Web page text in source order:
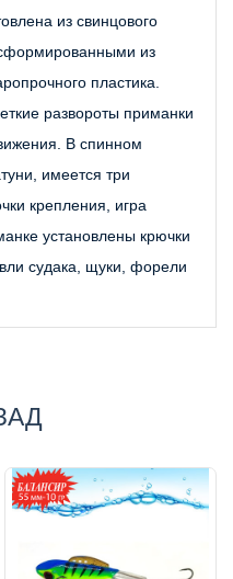
из свинцового
из
пластика.
развороты приманки
В спинном
имеется три
крепления, игра
установлены крючки
судака, щуки, форели